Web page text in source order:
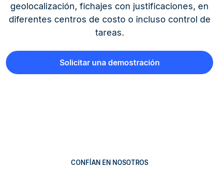
geolocalización, fichajes con justificaciones, en
diferentes centros de costo o incluso control de
tareas.
Solicitar una demostración
CONFÍAN EN NOSOTROS